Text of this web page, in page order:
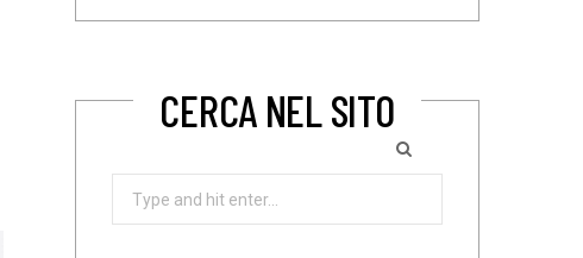
CERCA NEL SITO